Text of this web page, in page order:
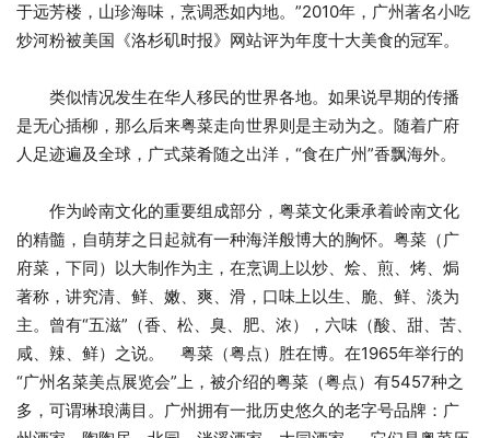
于远芳楼，山珍海味，烹调悉如内地。”2010年，广州著名小吃
炒河粉被美国《洛杉矶时报》网站评为年度十大美食的冠军。
类似情况发生在华人移民的世界各地。如果说早期的传播
是无心插柳，那么后来粤菜走向世界则是主动为之。随着广府
人足迹遍及全球，广式菜肴随之出洋，“食在广州”香飘海外。
作为岭南文化的重要组成部分，粤菜文化秉承着岭南文化
的精髓，自萌芽之日起就有一种海洋般博大的胸怀。粤菜（广
府菜，下同）以大制作为主，在烹调上以炒、烩、煎、烤、焗
著称，讲究清、鲜、嫩、爽、滑，口味上以生、脆、鲜、淡为
主。曾有“五滋”（香、松、臭、肥、浓），六味（酸、甜、苦、
咸、辣、鲜）之说。 粤菜（粤点）胜在博。在1965年举行的
“广州名菜美点展览会”上，被介绍的粤菜（粤点）有5457种之
多，可谓琳琅满目。广州拥有一批历史悠久的老字号品牌：广